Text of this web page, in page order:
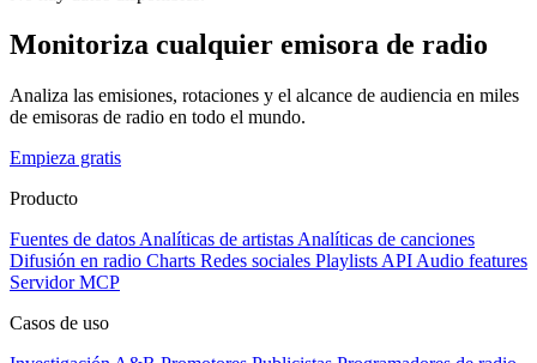
Monitoriza cualquier emisora de radio
Analiza las emisiones, rotaciones y el alcance de audiencia en miles
de emisoras de radio en todo el mundo.
Empieza gratis
Producto
Fuentes de datos Analíticas de artistas Analíticas de canciones
Difusión en radio Charts Redes sociales Playlists API Audio features
Servidor MCP
Casos de uso